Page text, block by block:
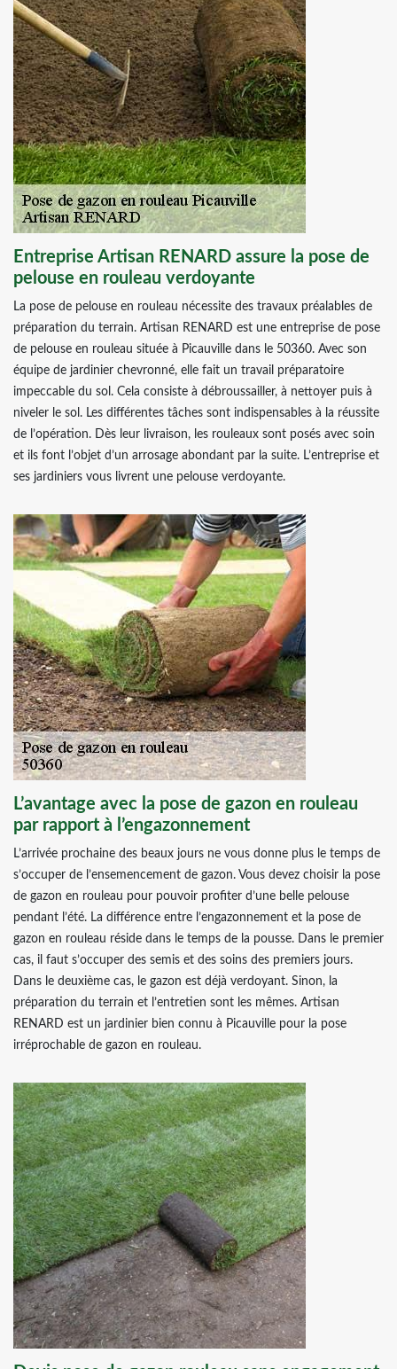
Entreprise Artisan RENARD assure la pose de
pelouse en rouleau verdoyante
La pose de pelouse en rouleau nécessite des travaux préalables de
préparation du terrain. Artisan RENARD est une entreprise de pose
de pelouse en rouleau située à Picauville dans le 50360. Avec son
équipe de jardinier chevronné, elle fait un travail préparatoire
impeccable du sol. Cela consiste à débroussailler, à nettoyer puis à
niveler le sol. Les différentes tâches sont indispensables à la réussite
de l’opération. Dès leur livraison, les rouleaux sont posés avec soin
et ils font l’objet d’un arrosage abondant par la suite. L’entreprise et
ses jardiniers vous livrent une pelouse verdoyante.
L’avantage avec la pose de gazon en rouleau
par rapport à l’engazonnement
L’arrivée prochaine des beaux jours ne vous donne plus le temps de
s’occuper de l’ensemencement de gazon. Vous devez choisir la pose
de gazon en rouleau pour pouvoir profiter d’une belle pelouse
pendant l’été. La différence entre l’engazonnement et la pose de
gazon en rouleau réside dans le temps de la pousse. Dans le premier
cas, il faut s’occuper des semis et des soins des premiers jours.
Dans le deuxième cas, le gazon est déjà verdoyant. Sinon, la
préparation du terrain et l’entretien sont les mêmes. Artisan
RENARD est un jardinier bien connu à Picauville pour la pose
irréprochable de gazon en rouleau.